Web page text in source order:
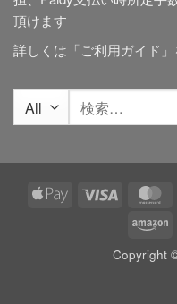
頂けます
詳しくは「ご利用ガイド
索
Apple
Visa
Copyright